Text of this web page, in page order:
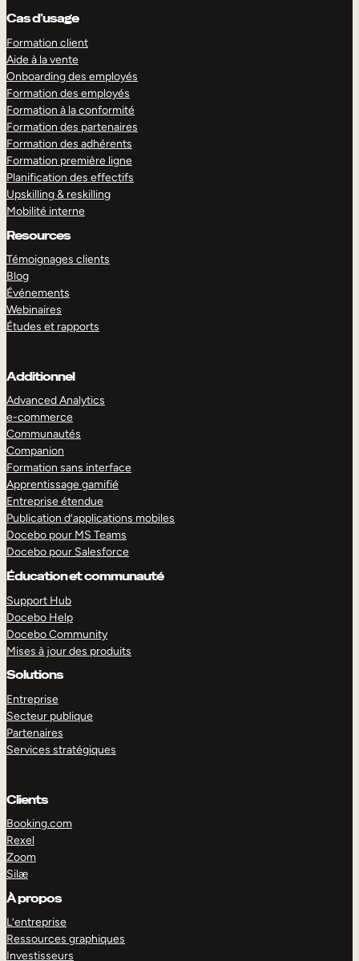
Cas d’usage
Formation client
Aide à la vente
Onboarding des employés
Formation des employés
Formation à la conformité
Formation des partenaires
Formation des adhérents
Formation première ligne
Planification des effectifs
Upskilling & reskilling
Mobilité interne
Resources
Témoignages clients
Blog
Événements
Webinaires
Études et rapports
Additionnel
Advanced Analytics
e-commerce
Communautés
Companion
Formation sans interface
Apprentissage gamifié
Entreprise étendue
Publication d’applications mobiles
Docebo pour MS Teams
Docebo pour Salesforce
Éducation et communauté
Support Hub
Docebo Help
Docebo Community
Mises à jour des produits
Solutions
Entreprise
Secteur publique
Partenaires
Services stratégiques
Clients
Booking.com
Rexel
Zoom
Silæ
À propos
L’entreprise
Ressources graphiques
Investisseurs